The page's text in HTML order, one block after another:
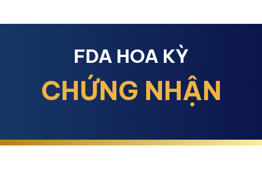
FDA HOA KỲ
CHỨNG NHẬN